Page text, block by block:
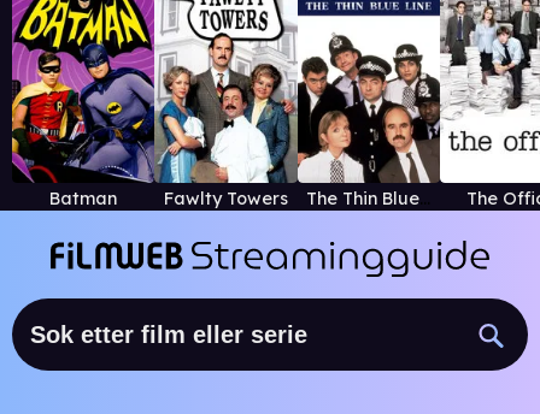
Batman Fawlty Towers The Thin Blue Line The